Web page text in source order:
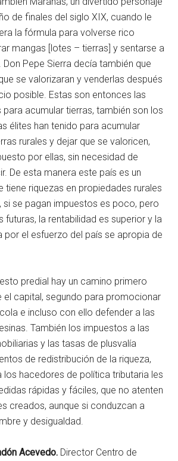
de finales del siglo XIX, cuando le
la fórmula para volverse rico
mangas [lotes – tierras] y sentarse a
Don Pepe Sierra decía también que
se valorizaran y venderlas después
posible. Estas son entonces las
acumular tierras, también son los
élites han tenido para acumular
rurales y dejar que se valoricen,
por ellas, sin necesidad de
De esta manera este país es un
tiene riquezas en propiedades rurales
si se pagan impuestos es poco, pero
futuras, la rentabilidad es superior y la
por el esfuerzo del país se apropia de
predial hay un camino primero
el capital, segundo para promocionar
e incluso con ello defender a las
También los impuestos a las
y las tasas de plusvalía
de redistribución de la riqueza,
los hacedores de política tributaria les
rápidas y fáciles, que no atenten
creados, aunque si conduzcan a
y desigualdad.
Acevedo. Director Centro de